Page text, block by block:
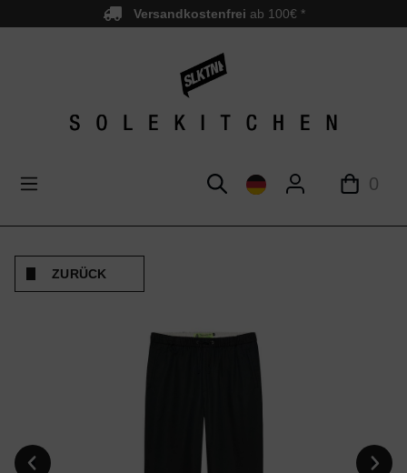
springen Versandkostenfrei ab 100€ *
0
ZURÜCK